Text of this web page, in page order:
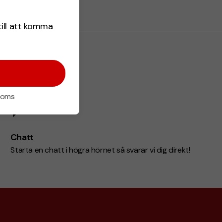
att komma
Chatt
Starta en chatt i högra hörnet så svarar vi dig direkt!